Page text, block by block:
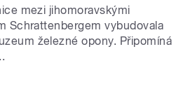
mezi jihomoravskými
Schrattenbergem vybudovala
železné opony. Připomíná